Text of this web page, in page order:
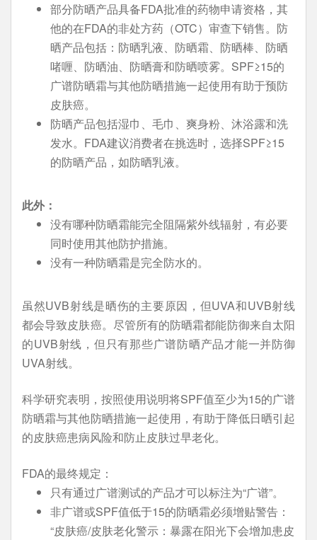
部分防晒产品具备FDA批准的药物申请资格，其
他的在FDA的非处方药（OTC）审查下销售。防
晒产品包括：防晒乳液、防晒霜、防晒棒、防晒
啫喱、防晒油、防晒膏和防晒喷雾。SPF≥15的
广谱防晒霜与其他防晒措施一起使用有助于预防
皮肤癌。
防晒产品包括湿巾、毛巾、爽身粉、沐浴露和洗
发水。FDA建议消费者在挑选时，选择SPF≥15
的防晒产品，如防晒乳液。
此外：
没有哪种防晒霜能完全阻隔紫外线辐射，有必要
同时使用其他防护措施。
没有一种防晒霜是完全防水的。
虽然UVB射线是晒伤的主要原因，但UVA和UVB射线
都会导致皮肤癌。尽管所有的防晒霜都能防御来自太阳
的UVB射线，但只有那些广谱防晒产品才能一并防御
UVA射线。
科学研究表明，按照使用说明将SPF值至少为15的广谱
防晒霜与其他防晒措施一起使用，有助于降低日晒引起
的皮肤癌患病风险和防止皮肤过早老化。
FDA的最终规定：
只有通过广谱测试的产品才可以标注为“广谱”。
非广谱或SPF值低于15的防晒霜必须增贴警告：
“皮肤癌/皮肤老化警示：暴露在阳光下会增加患皮